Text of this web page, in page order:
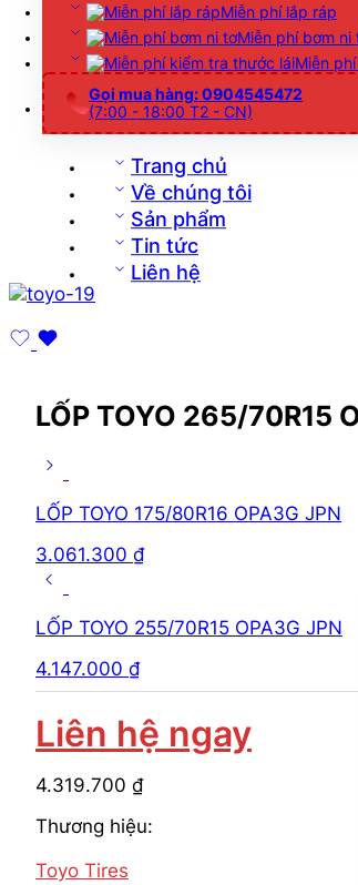
Miễn phí lắp ráp
Miễn phí bơm ni
Miễn
Gọi mua hàng: 0904545472
(7:00 - 18:00 T2 - CN)
Trang chủ
Về chúng tôi
Sản phẩm
Tin tức
Liên hệ
LỐP TOYO 265/70R15
Liên hệ ngay
LỐP TOYO 175/80R16 OPA3G JPN
3.061.300 ₫
LỐP TOYO 255/70R15 OPA3G JPN
4.147.000 ₫
4.319.700 ₫
Thương hiệu:
Toyo Tires